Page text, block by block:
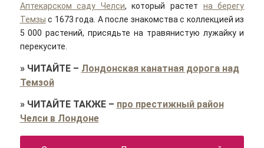
Аптекарском саду Челси, который растет на берегу
Темзы с 1673 года. А после знакомства с коллекцией из
5 000 растений, присядьте на травянистую лужайку и
перекусите.
» ЧИТАЙТЕ– Лондонская канатная дорога над
Темзой
» ЧИТАЙТЕ ТАКЖЕ– про престижный район
Челси в Лондоне